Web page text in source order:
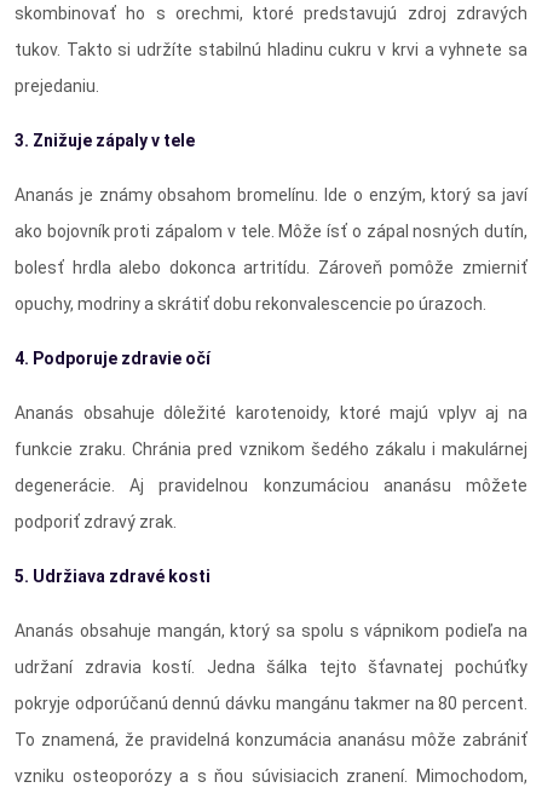
skombinovať ho s orechmi, ktoré predstavujú zdroj zdravých
tukov. Takto si udržíte stabilnú hladinu cukru v krvi a vyhnete sa
prejedaniu.
3. Znižuje zápaly v tele
Ananás je známy obsahom bromelínu. Ide o enzým, ktorý sa javí
ako bojovník proti zápalom v tele. Môže ísť o zápal nosných dutín,
bolesť hrdla alebo dokonca artritídu. Zároveň pomôže zmierniť
opuchy, modriny a skrátiť dobu rekonvalescencie po úrazoch.
4. Podporuje zdravie očí
Ananás obsahuje dôležité karotenoidy, ktoré majú vplyv aj na
funkcie zraku. Chránia pred vznikom šedého zákalu i makulárnej
degenerácie. Aj pravidelnou konzumáciou ananásu môžete
podporiť zdravý zrak.
5. Udržiava zdravé kosti
Ananás obsahuje mangán, ktorý sa spolu s vápnikom podieľa na
udržaní zdravia kostí. Jedna šálka tejto šťavnatej pochúťky
pokryje odporúčanú dennú dávku mangánu takmer na 80 percent.
To znamená, že pravidelná konzumácia ananásu môže zabrániť
vzniku osteoporózy a s ňou súvisiacich zranení. Mimochodom,